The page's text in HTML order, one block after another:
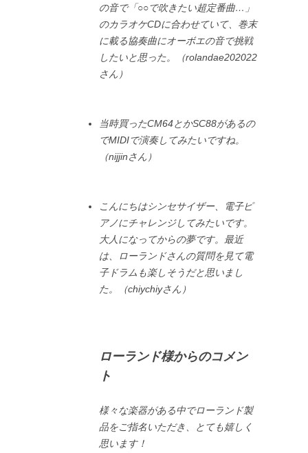
の音で「○○で吹きたい超定番曲…」
のカラオケCDに合わせていて、巻末
に載る協奏曲にオーボエの音で挑戦
したいと思った。（rolandae202022
さん）
当時買ったCM64とかSC88があるの
でMIDIで演奏してみたいですね。
（nijjinさん）
こんにちはシンセサイザー、電子ピ
アノにチャレンジしてみたいです。
大人になってからの夢です。最近
は、ローランドさんの質問を見て電
子ドラムも楽しそうだと思いまし
た。（chiychiyさん）
ローランド様からのコメン
ト
様々な楽器がある中でローランド製
品をご指名いただき、とても嬉しく
思います！